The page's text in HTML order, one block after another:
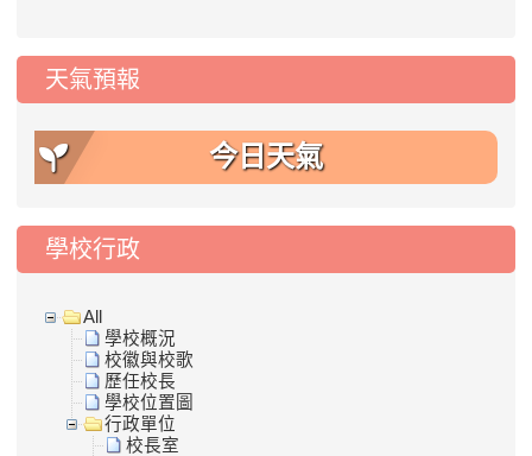
天氣預報
今日天氣
學校行政
All
學校概況
校徽與校歌
歷任校長
學校位置圖
行政單位
校長室